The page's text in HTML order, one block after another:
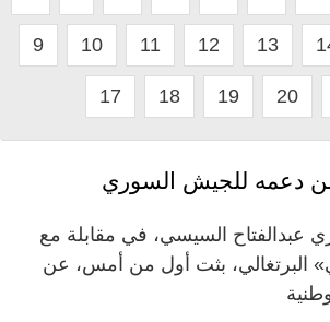
9 10 11 12 13
17 18 19 20
دعمه للجيش السوري
عبدالفتاح السيسي، في مقابلة مع
البرتغالي، بثت أول من أمس، عن